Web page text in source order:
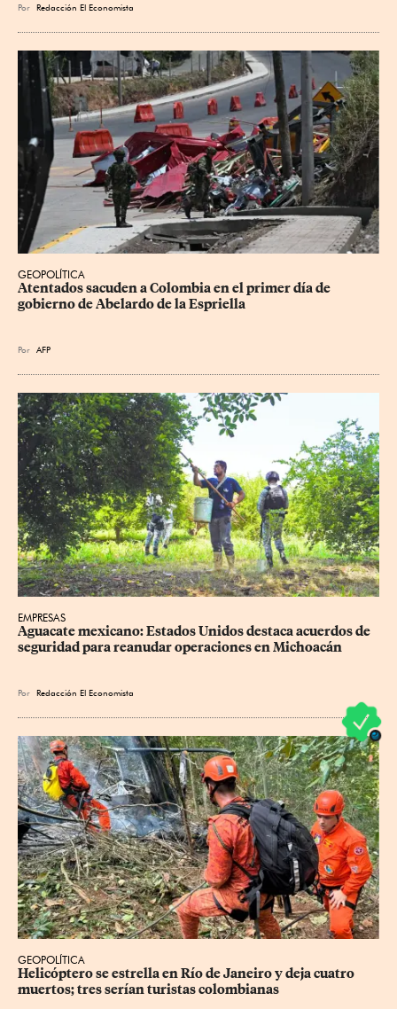
Por Redacción El Economista
GEOPOLÍTICA
Atentados sacuden a Colombia en el primer día de
gobierno de Abelardo de la Espriella
Por AFP
EMPRESAS
Aguacate mexicano: Estados Unidos destaca acuerdos de
seguridad para reanudar operaciones en Michoacán
Por Redacción El Economista
GEOPOLÍTICA
Helicóptero se estrella en Río de Janeiro y deja cuatro
muertos; tres serían turistas colombianas